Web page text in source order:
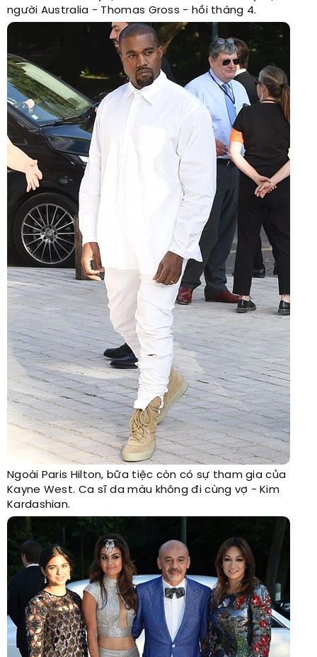
người Australia - Thomas Gross - hồi tháng 4.
Ngoài Paris Hilton, bữa tiệc còn có sự tham gia của
Kayne West. Ca sĩ da màu không đi cùng vợ - Kim
Kardashian.